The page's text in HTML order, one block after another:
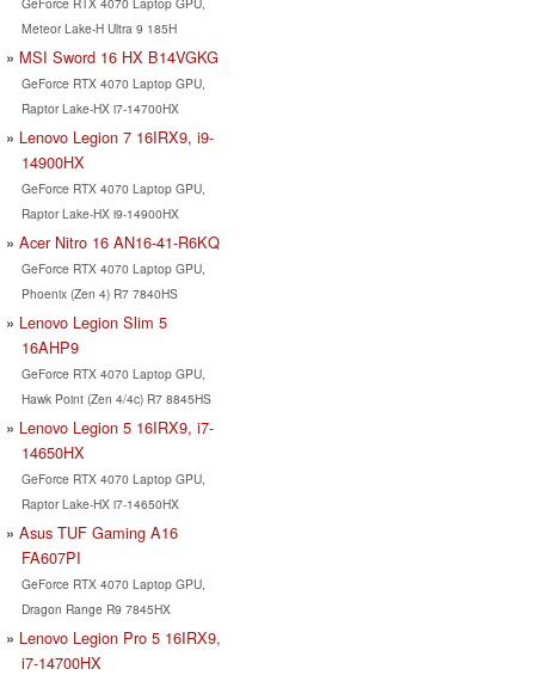
Meteor Lake-H Ultra 9 185H
MSI Sword 16 HX B14VGKG
GeForce RTX 4070 Laptop GPU,
Raptor Lake-HX i7-14700HX
Lenovo Legion 7 16IRX9, i9-
14900HX
GeForce RTX 4070 Laptop GPU,
Raptor Lake-HX i9-14900HX
Acer Nitro 16 AN16-41-R6KQ
GeForce RTX 4070 Laptop GPU,
Phoenix (Zen 4) R7 7840HS
Lenovo Legion Slim 5
16AHP9
GeForce RTX 4070 Laptop GPU,
Hawk Point (Zen 4/4c) R7 8845HS
Lenovo Legion 5 16IRX9, i7-
14650HX
GeForce RTX 4070 Laptop GPU,
Raptor Lake-HX i7-14650HX
Asus TUF Gaming A16
FA607PI
GeForce RTX 4070 Laptop GPU,
Dragon Range R9 7845HX
Lenovo Legion Pro 5 16IRX9,
i7-14700HX